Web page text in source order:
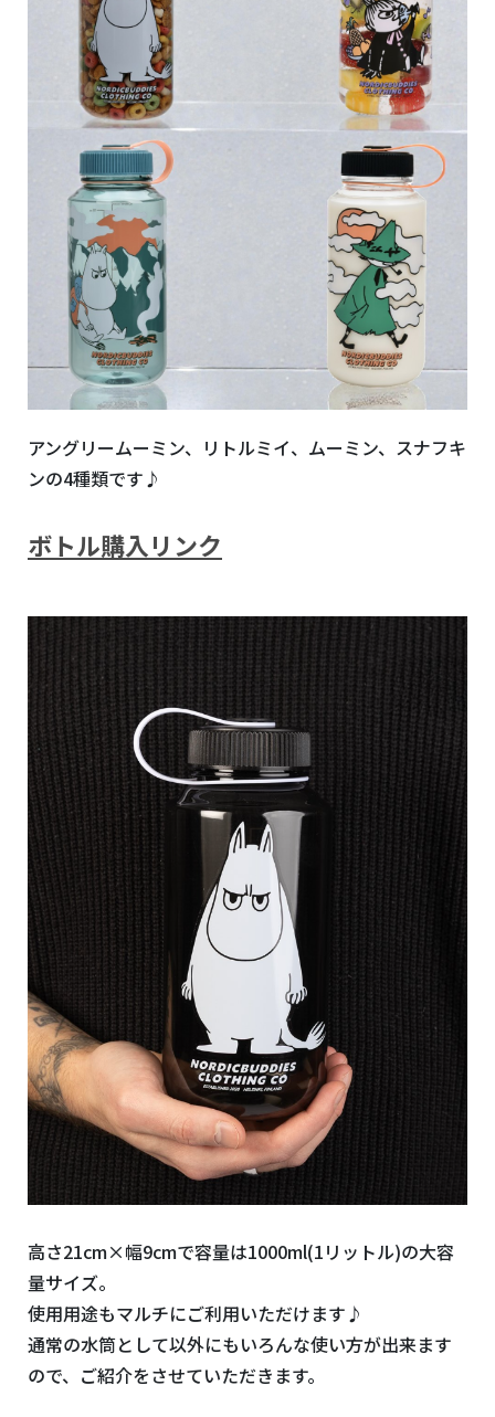
アングリームーミン、リトルミイ、ムーミン、スナフキ
ンの4種類です♪
ボトル購入リンク
高さ21cm×幅9cmで容量は1000ml(1リットル)の大容
量サイズ。
使用用途もマルチにご利用いただけます♪
通常の水筒として以外にもいろんな使い方が出来ます
ので、ご紹介をさせていただきます。